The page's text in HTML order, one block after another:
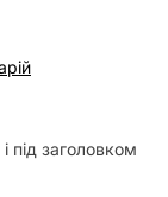
під заголовком